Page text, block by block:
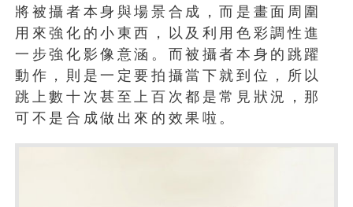
將被攝者本身與場景合成，而是畫面周圍
用來強化的小東西，以及利用色彩調性進
一步強化影像意涵。而被攝者本身的跳躍
動作，則是一定要拍攝當下就到位，所以
跳上數十次甚至上百次都是常見狀況，那
可不是合成做出來的效果啦。